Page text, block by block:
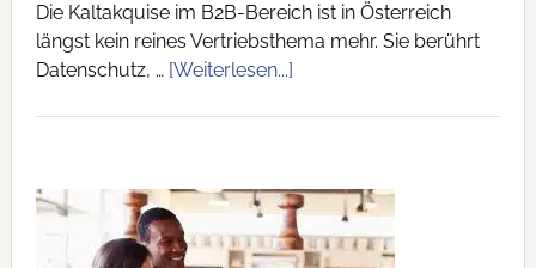
Die Kaltakquise im B2B-Bereich ist in Österreich
längst kein reines Vertriebsthema mehr. Sie berührt
Datenschutz, … [Weiterlesen...]